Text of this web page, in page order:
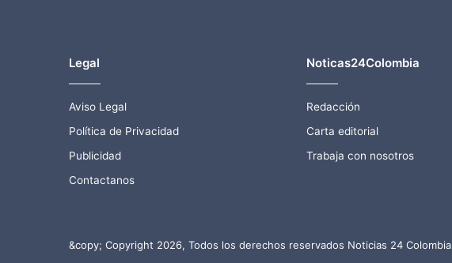
Legal
Aviso Legal
Política de Privacidad
Publicidad
Contactanos
Noticas24Colombia
Redacción
Carta editorial
Trabaja con nosotros
&copy; Copyright 2026, Todos los derechos reservados Noticias 24 Colombia